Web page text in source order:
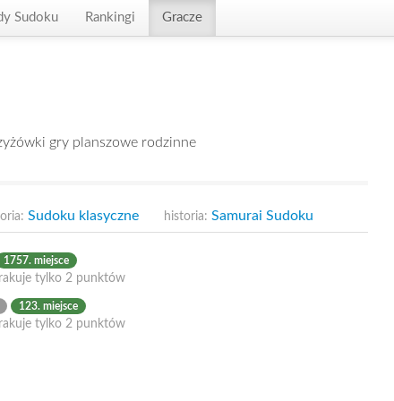
Sudoku Rankingi Gracze
gry planszowe rodzinne
Sudoku klasyczne historia: Samurai Sudoku
1757. miejsce
tylko 2 punktów
123. miejsce
tylko 2 punktów